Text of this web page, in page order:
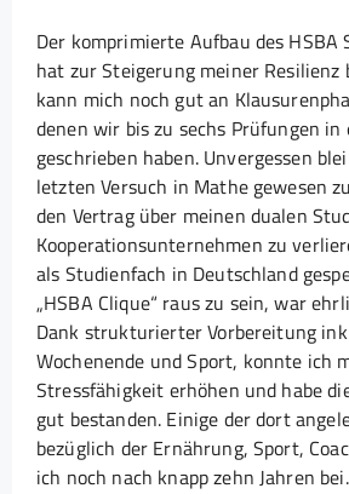
Der komprimierte Aufbau des HSBA
hat zur Steigerung meiner Resilienz
kann mich noch gut an
denen wir bis zu sechs Prüfungen in
geschrieben haben. Unvergessen
letzten Versuch in Mathe gewesen
den Vertrag über meinen dualen
Kooperationsunternehmen zu
als Studienfach in Deutschland
„HSBA Clique“ raus zu sein, war
Dank strukturierter Vorbereitung
Wochenende und Sport, konnte ich
Stressfähigkeit erhöhen und habe
gut bestanden. Einige der dort
bezüglich der Ernährung, Sport,
ich noch nach knapp zehn Jahren bei.